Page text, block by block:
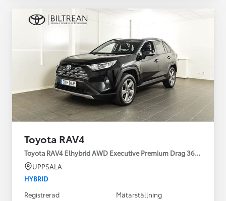
Toyota RAV4
Toyota RAV4 Elhybrid AWD Executive Premium Drag 360-kamera
UPPSALA
HYBRID
Registrerad
Mätarställning